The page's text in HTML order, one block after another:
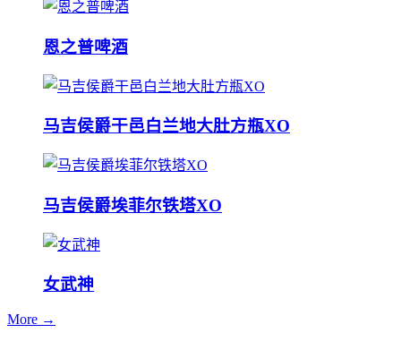
恩之普啤酒
马吉侯爵干邑白兰地大肚方瓶XO
马吉侯爵埃菲尔铁塔XO
女武神
More →